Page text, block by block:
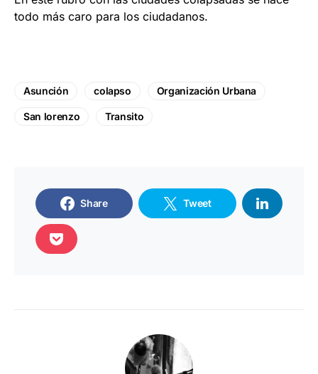
todo más caro para los ciudadanos.
Asunción colapso Organización Urbana
San lorenzo Transito
Share Tweet